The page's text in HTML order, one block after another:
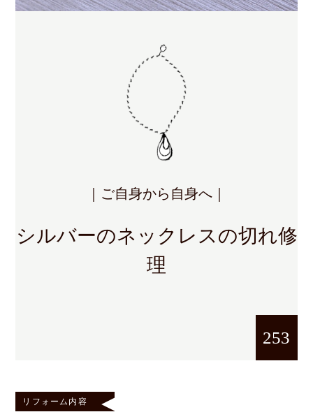
｜ご自身から自身へ｜
シルバーのネックレスの切れ修
理
253
リフォーム内容